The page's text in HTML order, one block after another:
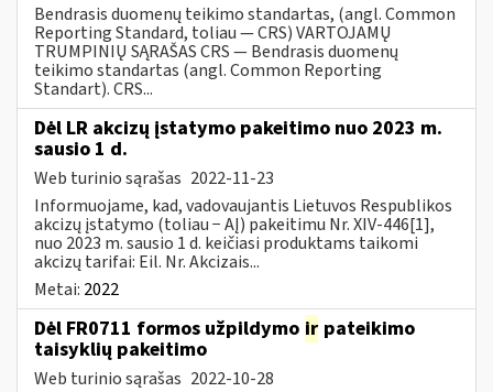
Bendrasis duomenų teikimo standartas, (angl. Common
Reporting Standard, toliau — CRS) VARTOJAMŲ
TRUMPINIŲ SĄRAŠAS CRS — Bendrasis duomenų
teikimo standartas (angl. Common Reporting
Standart). CRS...
Dėl LR akcizų įstatymo pakeitimo nuo 2023 m.
sausio 1 d.
Web turinio sąrašas 2022-11-23
Informuojame, kad, vadovaujantis Lietuvos Respublikos
akcizų įstatymo (toliau − AĮ) pakeitimu Nr. XIV-446[1],
nuo 2023 m. sausio 1 d. keičiasi produktams taikomi
akcizų tarifai: Eil. Nr. Akcizais...
Metai: 2022
Dėl FR0711 formos užpildymo ir pateikimo
taisyklių pakeitimo
Web turinio sąrašas 2022-10-28